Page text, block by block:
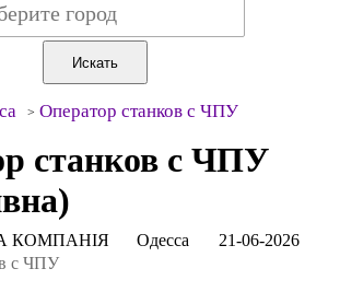
Оператор станков с ЧПУ
станков с ЧПУ
КОМПAНІЯ Одесса
21-06-2026
с ЧПУ